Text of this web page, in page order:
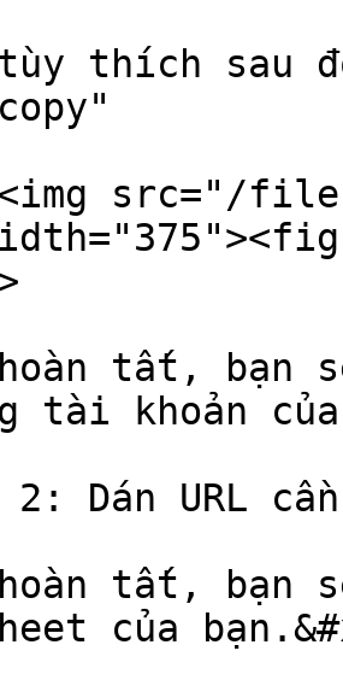
thích sau
src="/
tất, bạn
tài khoản
2: Dán URL
tất, bạn
của